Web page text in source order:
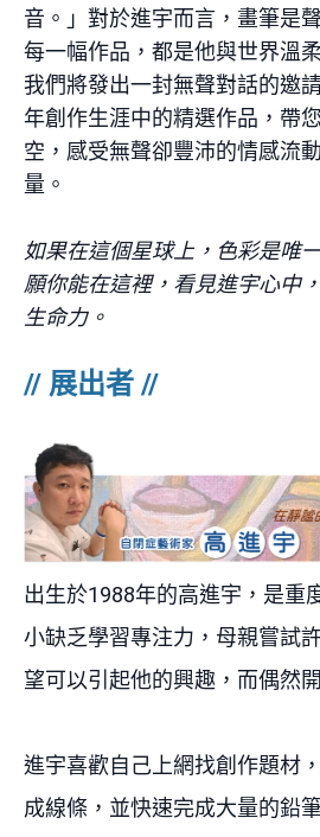
音。」對於進宇而言，畫筆是
每一幅作品，都是他與世界溫
我們將發出一封無聲對話的邀
年創作生涯中的精選作品，帶
空，感受無聲卻豐沛的情感流
量。
如果在這個星球上，色彩是唯
願你能在這裡，看見進宇心中
生命力。
// 展出者 //
出生於1988年的高進宇，是重
小缺乏學習專注力，母親嘗試
望可以引起他的興趣，而偶然
進宇喜歡自己上網找創作題材
成線條，並快速完成大量的鉛